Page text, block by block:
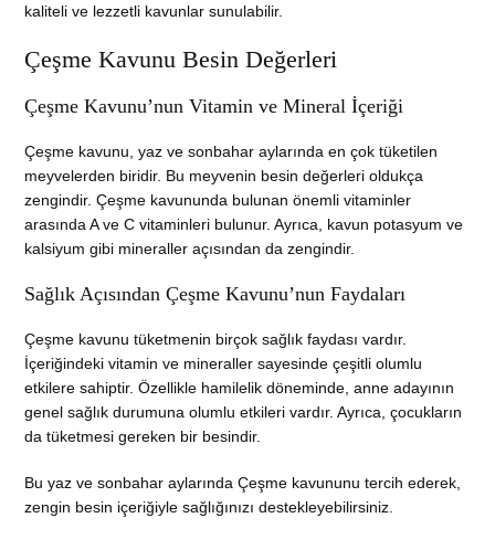
kaliteli ve lezzetli kavunlar sunulabilir.
Çeşme Kavunu Besin Değerleri
Çeşme Kavunu’nun Vitamin ve Mineral İçeriği
Çeşme kavunu, yaz ve sonbahar aylarında en çok tüketilen
meyvelerden biridir. Bu meyvenin besin değerleri oldukça
zengindir. Çeşme kavununda bulunan önemli vitaminler
arasında A ve C vitaminleri bulunur. Ayrıca, kavun potasyum ve
kalsiyum gibi mineraller açısından da zengindir.
Sağlık Açısından Çeşme Kavunu’nun Faydaları
Çeşme kavunu tüketmenin birçok sağlık faydası vardır.
İçeriğindeki vitamin ve mineraller sayesinde çeşitli olumlu
etkilere sahiptir. Özellikle hamilelik döneminde, anne adayının
genel sağlık durumuna olumlu etkileri vardır. Ayrıca, çocukların
da tüketmesi gereken bir besindir.
Bu yaz ve sonbahar aylarında Çeşme kavununu tercih ederek,
zengin besin içeriğiyle sağlığınızı destekleyebilirsiniz.